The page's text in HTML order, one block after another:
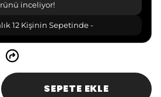
inceliyor!
12 Kişinin Sepetinde -
SEPETE EKLE